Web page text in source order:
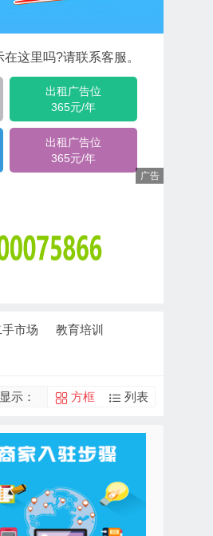
这里吗?请联系客服。
出租广告位
365元/年
出租广告位
365元/年
手市场
教育培训
显示： 方框 列表